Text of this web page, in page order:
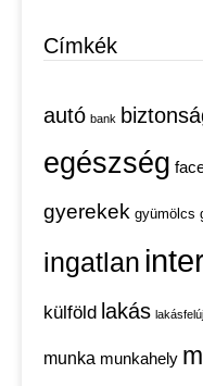
Címkék
autó bank
egészség
gyerekek gyümölcs
ingatlan
külföld lakás
munka munkahely